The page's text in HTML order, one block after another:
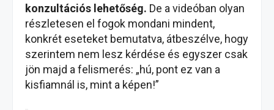
konzultációs lehetőség. De a videóban olyan
részletesen el fogok mondani mindent,
konkrét eseteket bemutatva, átbeszélve, hogy
szerintem nem lesz kérdése és egyszer csak
jön majd a felismerés: „hú, pont ez van a
kisfiamnál is, mint a képen!”